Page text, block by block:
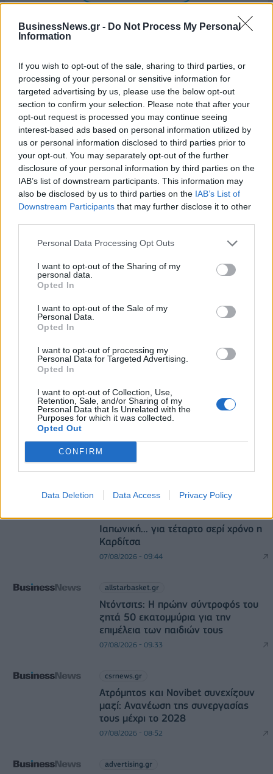
BusinessNews.gr - Do Not Process My Personal
Information
If you wish to opt-out of the sale, sharing to third parties, or
processing of your personal or sensitive information for
targeted advertising by us, please use the below opt-out
section to confirm your selection. Please note that after your
opt-out request is processed you may continue seeing
interest-based ads based on personal information utilized by
us or personal information disclosed to third parties prior to
your opt-out. You may separately opt-out of the further
disclosure of your personal information by third parties on the
IAB’s list of downstream participants. This information may
also be disclosed by us to third parties on the IAB’s List of
Downstream Participants that may further disclose it to other
Personal Data Processing Opt Outs
I want to opt-out of the Sharing of my
personal data.
Opted In
I want to opt-out of the Sale of my
Personal Data.
Opted In
I want to opt-out of processing my
Personal Data for Targeted Advertising.
Opted In
I want to opt-out of Collection, Use,
Retention, Sale, and/or Sharing of my
Personal Data that Is Unrelated with the
Purposes for which it was collected.
Opted Out
CONFIRM
Data Deletion Data Access Privacy Policy
ΔΗΜΟΦΙΛΗ
18η συνεχόμενη χρονιά για τον ΟΤΕ στη διεθνή
σειρά δεικτών FTSE4Good
06/08/2026 - 14:40 ESG
Χρηματιστήριο: Πτώση κατά 0,59%, στα 320,42
πετρελαίου και φυσικού αερίου στην Ευρώπη
06/08/2026 - 16:20
Aegean: Νέο ιστορικό ρεκόρ με πάνω από 2 εκατ.
επιβάτες τον Ιούλιο
ΥΠΑΑΤ: Αποζημιώσεις 38,1 εκατ. ευρώ σε
κτηνοτρόφους για ευλογιά, πανώλη και αφθώδη
πυρετό
06/08/2026 - 15:33 ΟΙΚΟΝΟΜΙΑ
Ιαπωνική... για τέταρτο σερί χρόνο η
Καρδίτσα
07/08/2026 - 09:44
allstarbasket.gr
Ντόντσιτς: Η πρώην σύντροφός του
ζητά 50 εκατομμύρια για την
επιμέλεια των παιδιών τους
07/08/2026 - 09:33
csrnews.gr
Ατρόμητος και Novibet συνεχίζουν
μαζί: Ανανέωση της συνεργασίας
τους μέχρι το 2028
07/08/2026 - 08:52
advertising.gr